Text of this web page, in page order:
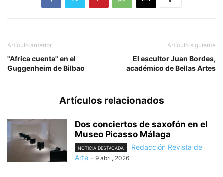
Artículo anterior
"Africa cuenta" en el
Guggenheim de Bilbao
Artículo siguiente
El escultor Juan Bordes,
académico de Bellas Artes
Artículos relacionados
Dos conciertos de saxofón en el
Museo Picasso Málaga
NOTICIA DESTACADA
Redacción Revista de
Arte - 9 abril, 2026